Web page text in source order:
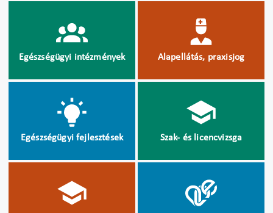
Egészségügyi intézmények Alapellátás, praxisjog
Egészségügyi fejlesztések Szak- és licencvizsga